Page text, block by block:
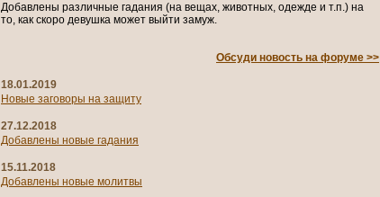
Добавлены различные гадания (на вещах, животных, одежде и т.п.) на
то, как скоро девушка может выйти замуж.
Обсуди новость на форуме >>
18.01.2019
Новые заговоры на защиту
27.12.2018
Добавлены новые гадания
15.11.2018
Добавлены новые молитвы